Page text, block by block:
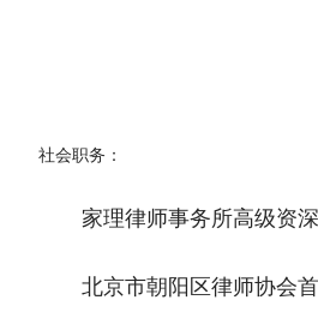
社会职务：
家理律师事务所高级资
北京市朝阳区律师协会